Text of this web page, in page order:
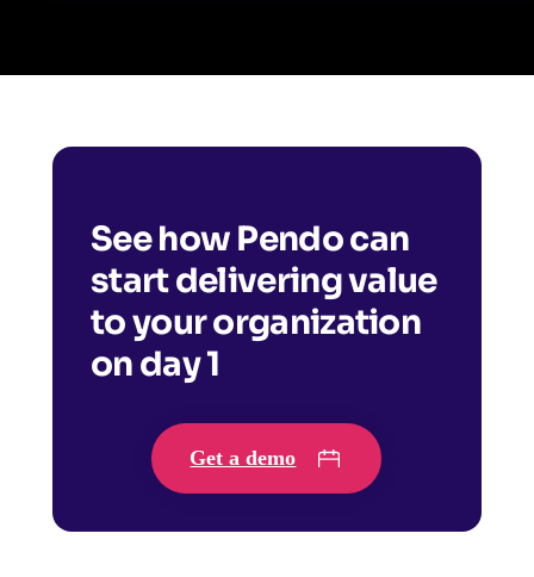
See how Pendo can
start delivering value
to your organization
on day 1
Get a demo